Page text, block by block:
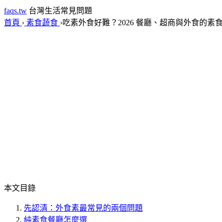
faqs.tw 台灣生活常見問題
首頁 › 素食蔬食 ›吃素外食好難？2026 餐廳、超商與外食的素
本文目錄
先認清：外食素最常見的兩個問題
純素食餐廳怎麼選